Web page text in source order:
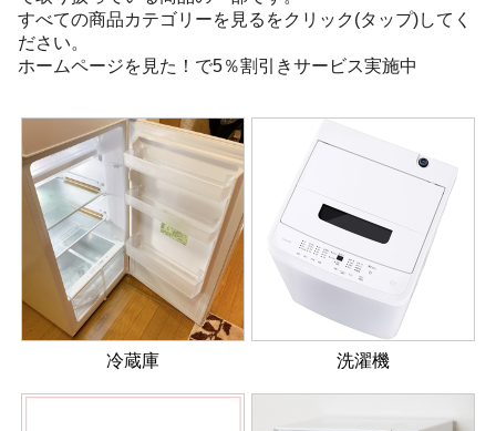
すべての商品カテゴリーを見るをクリック(タップ)してく
ださい。
ホームページを見た！で5％割引きサービス実施中
冷蔵庫 洗濯機